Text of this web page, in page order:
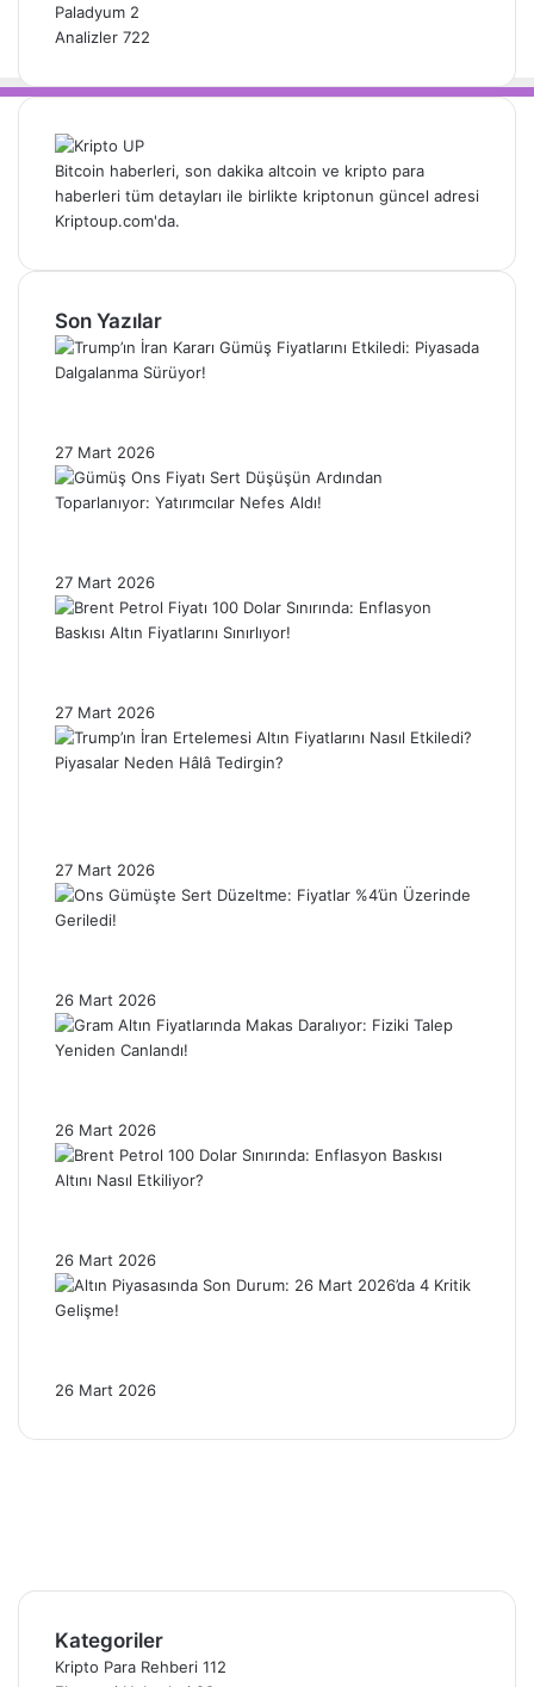
Paladyum 2
Analizler 722
Bitcoin haberleri, son dakika altcoin ve kripto para
haberleri tüm detayları ile birlikte kriptonun güncel adresi
Kriptoup.com'da.
Son Yazılar
27 Mart 2026
27 Mart 2026
27 Mart 2026
27 Mart 2026
26 Mart 2026
26 Mart 2026
26 Mart 2026
26 Mart 2026
Kategoriler
Kripto Para Rehberi 112